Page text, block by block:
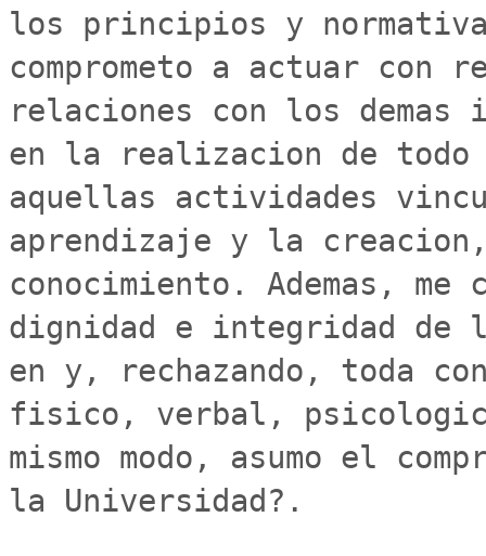
los principios y
comprometo a actuar con
relaciones con los demas
en la realizacion de
aquellas actividades
aprendizaje y la
conocimiento. Ademas,
dignidad e integridad de
en y, rechazando, toda
fisico, verbal,
mismo modo, asumo el
la Universidad?.